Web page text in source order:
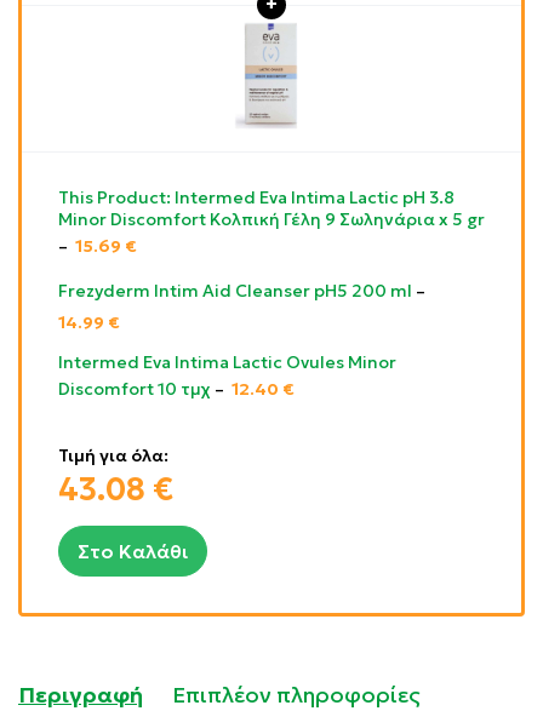
Τιμή για όλα:
43.08 €
Στο Καλάθι
This Product: Intermed Eva Intima Lactic pH 3.8
Minor Discomfort Κολπική Γέλη 9 Σωληνάρια x 5 gr
– 15.69 €
Frezyderm Intim Aid Cleanser pH5 200 ml –
14.99 €
Intermed Eva Intima Lactic Ovules Minor
Discomfort 10 τμχ – 12.40 €
Περιγραφή
Επιπλέον πληροφορίες